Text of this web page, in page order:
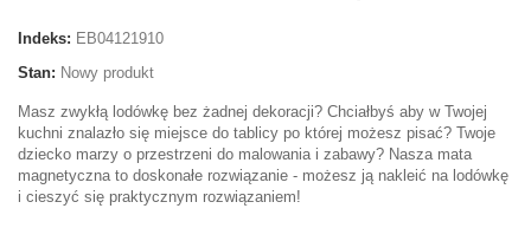
Indeks: EB04121910
Stan: Nowy produkt
Masz zwykłą lodówkę bez żadnej dekoracji? Chciałbyś aby w Twojej
kuchni znalazło się miejsce do tablicy po której możesz pisać? Twoje
dziecko marzy o przestrzeni do malowania i zabawy? Nasza mata
magnetyczna to doskonałe rozwiązanie - możesz ją nakleić na lodówkę
i cieszyć się praktycznym rozwiązaniem!